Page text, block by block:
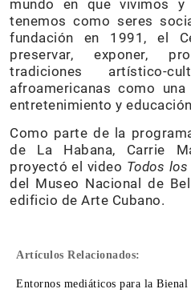
mundo en que vivimos y
tenemos como seres
fundación en 1991, el
preservar, exponer,
tradiciones artístico-
afroamericanas como
entretenimiento y
Como parte de la
de La Habana, Carrie
proyectó el video Todos
del Museo Nacional de
edificio de Arte Cubano.
Artículos Relacionados:
Entornos mediáticos para la Bienal